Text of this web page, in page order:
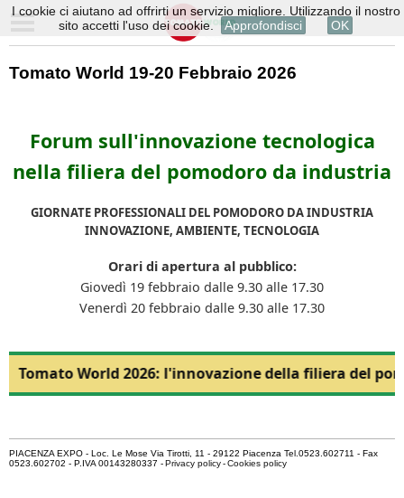
Tomato World 19-20 Febbraio 2026
Forum sull'innovazione tecnologica
nella filiera del pomodoro da industria
GIORNATE PROFESSIONALI DEL POMODORO DA INDUSTRIA
INNOVAZIONE, AMBIENTE, TECNOLOGIA
Orari di apertura al pubblico:
Giovedì 19 febbraio dalle 9.30 alle 17.30
Venerdì 20 febbraio dalle 9.30 alle 17.30
Tomato World 2026: l'innovazione della filiera del
PIACENZA EXPO - Loc. Le Mose Via Tirotti, 11 - 29122 Piacenza Tel.0523.602711 - Fax
0523.602702 - P.IVA 00143280337 -Privacy policy-Cookies policy
I cookie ci aiutano ad offrirti un servizio migliore. Utilizzando il nostro
sito accetti l'uso dei cookie.
Approfondisci OK